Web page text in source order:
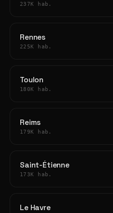
237K hab.
Rennes
225K hab.
Toulon
180K hab.
Reims
179K hab.
Saint-Étienne
173K hab.
Le Havre